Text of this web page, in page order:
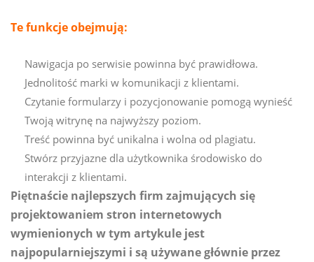
Te funkcje obejmują:
Nawigacja po serwisie powinna być prawidłowa.
Jednolitość marki w komunikacji z klientami.
Czytanie formularzy i pozycjonowanie pomogą wynieść
Twoją witrynę na najwyższy poziom.
Treść powinna być unikalna i wolna od plagiatu.
Stwórz przyjazne dla użytkownika środowisko do
interakcji z klientami.
Piętnaście najlepszych firm zajmujących się
projektowaniem stron internetowych
wymienionych w tym artykule jest
najpopularniejszymi i są używane głównie przez